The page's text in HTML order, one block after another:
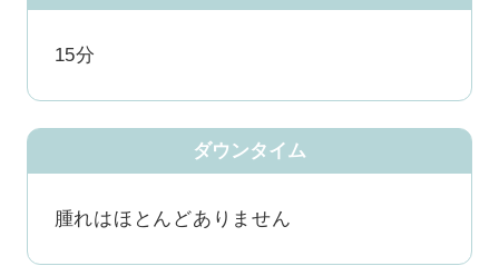
15分
ダウンタイム
腫れはほとんどありません